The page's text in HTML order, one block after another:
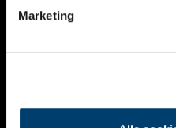
Marketing
VIDEO’S
CONTACT